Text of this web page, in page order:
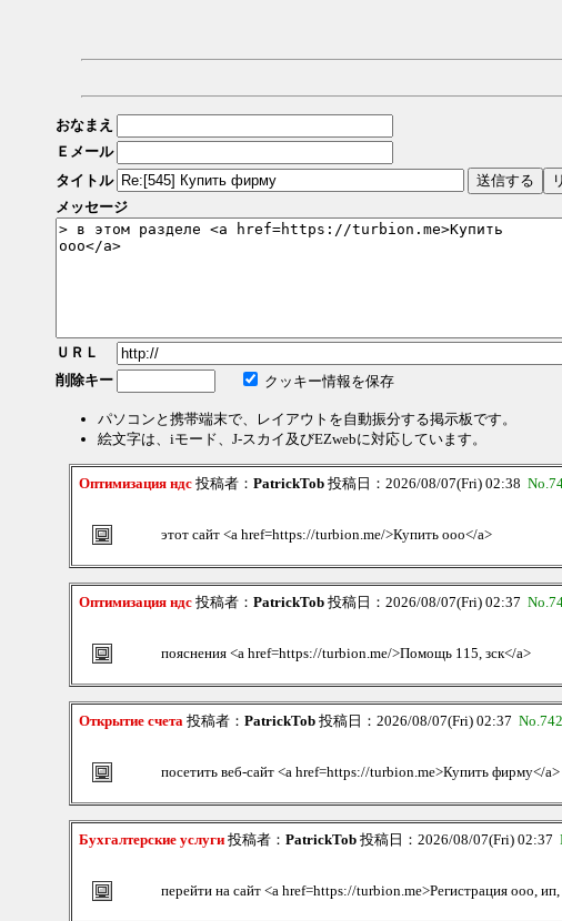
おなまえ
Ｅメール
タイトル
メッセージ
ＵＲＬ
削除キー
クッキー情報を保存
パソコンと携帯端末で、レイアウトを自動振分する掲示板です。
絵文字は、iモード、J-スカイ及びEZwebに対応しています。
Оптимизация ндс投稿者： PatrickTob投稿日：2026/08/07(Fri) 02:38
этот сайт <a href=https://turbion.me/>Купить ооо</a>
Оптимизация ндс投稿者： PatrickTob投稿日：2026/08/07(Fri) 02:37
пояснения <a href=https://turbion.me/>Помощь 115, зск</a>
Открытие счета投稿者： PatrickTob投稿日：2026/08/07(Fri) 02:37 No.742
посетить веб-сайт <a href=https://turbion.me>Купить фирму</a>
Бухгалтерские услуги投稿者： PatrickTob投稿日：2026/08/07(Fri) 02:37
перейти на сайт <a href=https://turbion.me>Регистрация ооо,